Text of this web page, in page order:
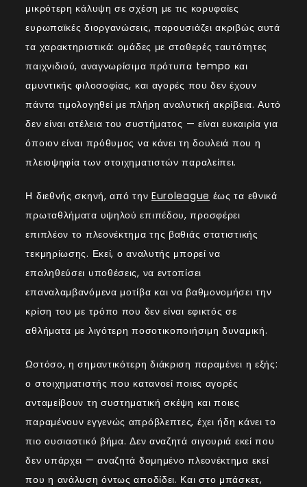
μικρότερη κάλυψη σε σχέση με τις κορυφαίες
ευρωπαϊκές διοργανώσεις, παρουσιάζει ακριβώς αυτά
τα χαρακτηριστικά: ομάδες με σταθερές ταυτότητες
παιχνιδιού, αναγνωρίσιμα πρότυπα tempo και
αμυντικής φιλοσοφίας, και αγορές που δεν έχουν
πάντα τιμολογηθεί με πλήρη αναλυτική ακρίβεια. Αυτό
δεν είναι ατέλεια του συστήματος — είναι ευκαιρία για
όποιον είναι πρόθυμος να κάνει τη δουλειά που η
πλειοψηφία των στοιχηματιστών παραλείπει.
Η διεθνής σκηνή, από την Euroleague έως τα εθνικά
πρωταθλήματα υψηλού επιπέδου, προσφέρει
επιπλέον το πλεονέκτημα της βαθιάς στατιστικής
τεκμηρίωσης. Εκεί, ο αναλυτής μπορεί να
επαληθεύσει υποθέσεις, να εντοπίσει
επαναλαμβανόμενα μοτίβα και να βαθμονομήσει την
κρίση του με τρόπο που δεν είναι εφικτός σε
αθλήματα με λιγότερη ποσοτικοποιήσιμη δυναμική.
Ωστόσο, η σημαντικότερη διάκριση παραμένει η εξής:
ο στοιχηματιστής που κατανοεί ποιες αγορές
ανταμείβουν τη συστηματική σκέψη και ποιες
παραμένουν εγγενώς απρόβλεπτες, έχει ήδη κάνει το
πιο ουσιαστικό βήμα. Δεν αναζητά σιγουριά εκεί που
δεν υπάρχει — αναζητά δομημένο πλεονέκτημα εκεί
που η ανάλυση όντως αποδίδει. Και στο μπάσκετ,